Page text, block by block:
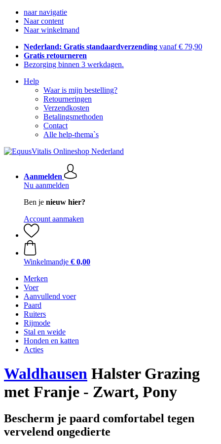
naar navigatie
Naar content
Naar winkelmand
Nederland: Gratis standaardverzending vanaf € 79,90
Gratis retourneren
Bezorging binnen 3 werkdagen.
Help
Waar is mijn bestelling?
Retourneringen
Verzendkosten
Betalingsmethoden
Contact
Alle help-thema`s
Aanmelden
Nu aanmelden
Ben je nieuw hier?
Account aanmaken
Winkelmandje € 0,00
Merken
Voer
Aanvullend voer
Paard
Ruiters
Rijmode
Stal en weide
Honden en katten
Acties
Waldhausen Halster Grazing
met Franje - Zwart, Pony
Bescherm je paard comfortabel tegen
vervelend ongedierte